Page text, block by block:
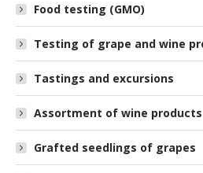
Food testing (GMO)
Testing of grape and wine
Tastings and excursions
Assortment of wine products
Grafted seedlings of grapes